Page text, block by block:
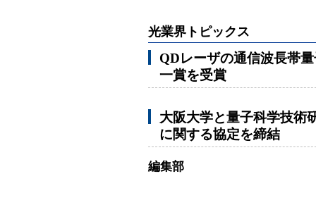
光業界トピックス
QDレーザの通信波長帯
一賞を受賞
大阪大学と量子科学技術
に関する協定を締結
編集部